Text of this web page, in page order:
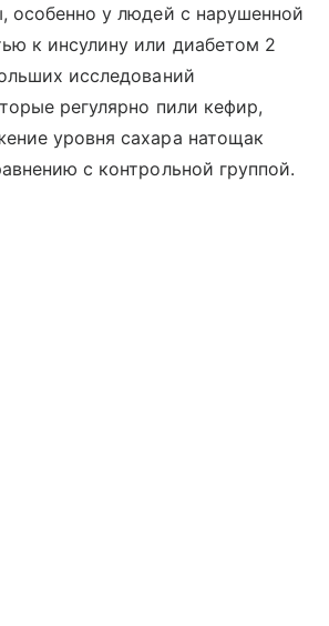
особенно у людей с нарушенной
к инсулину или диабетом 2
исследований
регулярно пили кефир,
уровня сахара натощак
с контрольной группой.